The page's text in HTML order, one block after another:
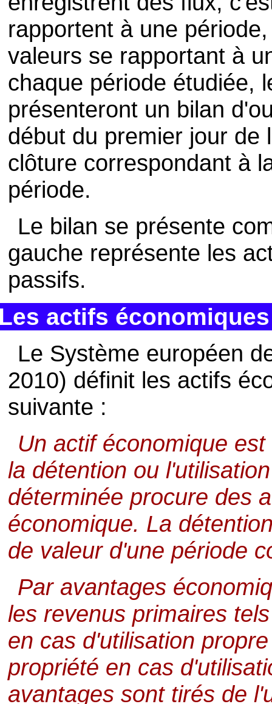
rapportent à une
valeurs se rapportant à
chaque période étudiée,
présenteront un bilan
début du premier jour de
clôture correspondant à
période.
Le bilan se présente
gauche représente les
passifs.
actifs économiques
Le Système européen
2010) définit les actifs
suivante :
Un actif économique
la détention ou
déterminée procure des
économique. La
de valeur d'une période
Par avantages
les revenus primaires
en cas d'utilisation
propriété en cas
avantages sont tirés de